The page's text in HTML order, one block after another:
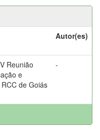
Autor(es)
Reunião
e
de Goiás
-